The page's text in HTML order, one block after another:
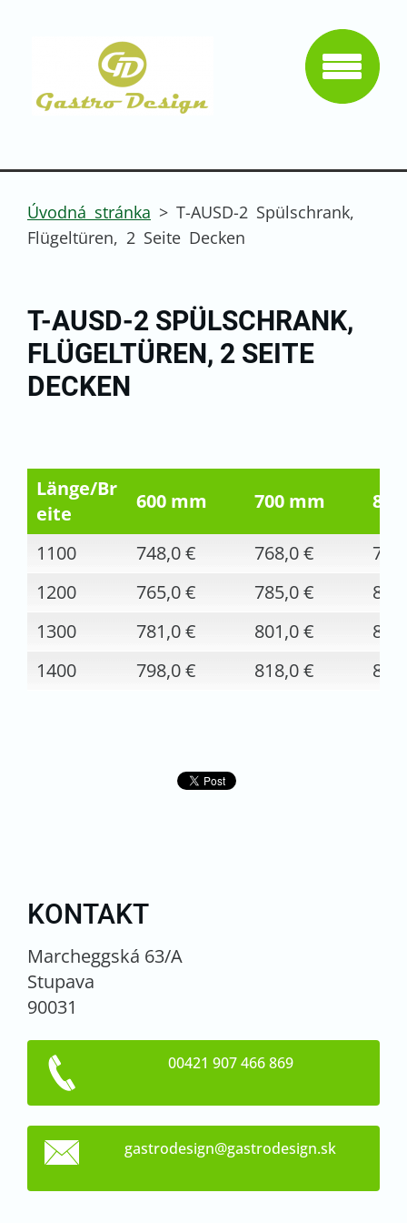
Úvodná stránka > T-AUSD-2 Spülschrank,
Flügeltüren, 2 Seite Decken
T-AUSD-2 SPÜLSCHRANK,
FLÜGELTÜREN, 2 SEITE
DECKEN
Länge/Br
eite
600 mm 700 mm
1100 748,0 € 768,0 €
1200
765,0 € 785,0 €
1300
781,0 € 801,0 €
1400
798,0 € 818,0 €
KONTAKT
Marcheggská 63/A
Stupava
90031
00421 907 466 869
gastrodesign@gastrodesign.sk